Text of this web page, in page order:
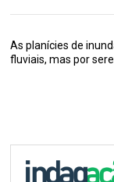
As planícies de
fluviais, mas por